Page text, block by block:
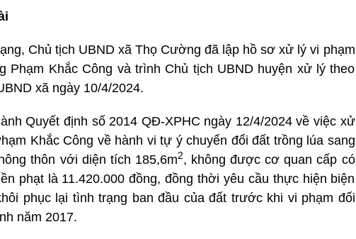
Chủ tịch UBND xã Thọ Cường đã lập hồ sơ xử lý vi phạm
Phạm Khắc Công và trình Chủ tịch UBND huyện xử lý theo
xã ngày 10/4/2024.
Quyết định số 2014 QĐ-XPHC ngày 12/4/2024 về việc xử
Khắc Công về hành vi tự ý chuyển đổi đất trồng lúa sang
thôn với diện tích 185,6m2, không được cơ quan cấp có
phạt là 11.420.000 đồng, đồng thời yêu cầu thực hiện biện
phục lại tình trạng ban đầu của đất trước khi vi phạm đối
năm 2017.